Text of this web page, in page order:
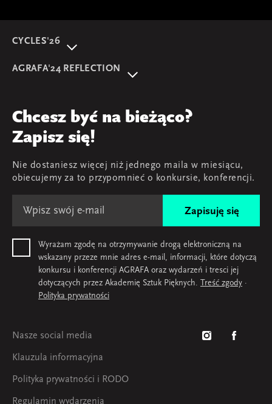
CYCLES'26
Przegląd
Young AGRAFA
Mapa i kontakt
AGRAFA'24 REFLECTION
AGRAFA'19. Opportunities
Chcesz być na bieżąco?
Zapisz się!
Nie dostaniesz więcej niż jednego maila w miesiącu,
obiecujemy za to przypomnieć o konkursie, konferencji.
Zapisuję się
Wyrażam zgodę na otrzymywanie drogą elektroniczną na
wskazany przeze mnie adres e-mail, informacji, które dotyczą
konkursu i konferencji AGRAFA oraz wydarzeń i tresci jej
dotyczących przez Akademię Sztuk Pięknych. Treść zgody ·
Polityka prywatności
Nasze social media
Klauzula informacyjna
Polityka prywatności i RODO
Regulamin wydarzenia